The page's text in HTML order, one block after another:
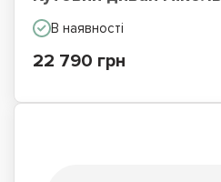
В наявності
22 790 грн